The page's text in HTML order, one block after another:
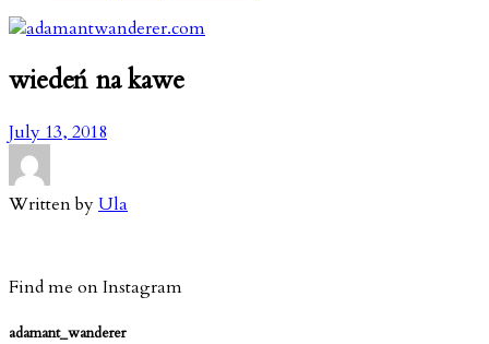
wiedeń na kawe
July 13, 2018
Written byUla
Find me on Instagram
adamant_wanderer